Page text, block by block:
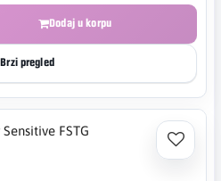
Dodaj u korpu
Brzi pregled